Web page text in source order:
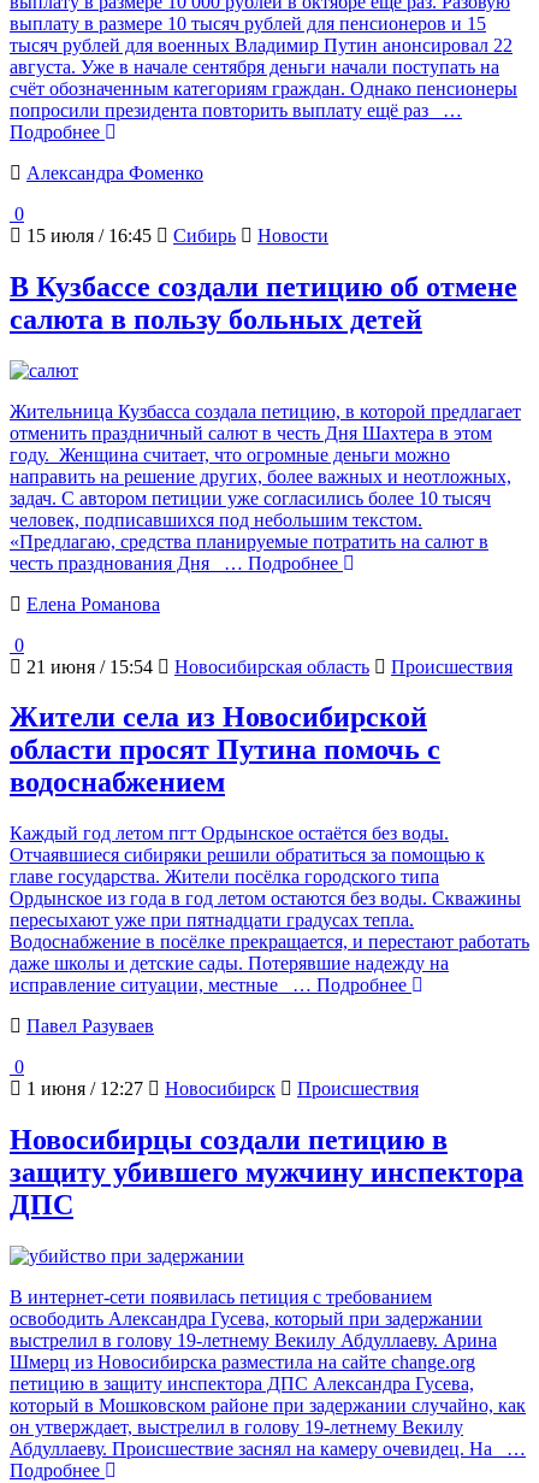
выплату в размере 10 тысяч рублей для пенсионеров и 15
тысяч рублей для военных Владимир Путин анонсировал 22
августа. Уже в начале сентября деньги начали поступать на
счёт обозначенным категориям граждан. Однако пенсионеры
попросили президента повторить выплату ещё раз
…
Подробнее
Александра Фоменко
0
15 июля / 16:45
Сибирь Новости
В Кузбассе создали петицию об отмене
салюта в пользу больных детей
Жительница Кузбасса создала петицию, в которой предлагает
отменить праздничный салют в честь Дня Шахтера в этом
году. Женщина считает, что огромные деньги можно
направить на решение других, более важных и неотложных,
задач. С автором петиции уже согласились более 10 тысяч
человек, подписавшихся под небольшим текстом.
«Предлагаю, средства планируемые потратить на салют в
честь празднования Дня
… Подробнее
Елена Романова
0
21 июня / 15:54
Новосибирская область Происшествия
Жители села из Новосибирской
области просят Путина помочь с
водоснабжением
Каждый год летом пгт Ордынское остаётся без воды.
Отчаявшиеся сибиряки решили обратиться за помощью к
главе государства. Жители посёлка городского типа
Ордынское из года в год летом остаются без воды. Скважины
пересыхают уже при пятнадцати градусах тепла.
Водоснабжение в посёлке прекращается, и перестают работать
даже школы и детские сады. Потерявшие надежду на
исправление ситуации, местные
… Подробнее
Павел Разуваев
0
1 июня / 12:27
Новосибирск Происшествия
Новосибирцы создали петицию в
защиту убившего мужчину инспектора
ДПС
В интернет-сети появилась петиция с требованием
освободить Александра Гусева, который при задержании
выстрелил в голову 19-летнему Векилу Абдуллаеву. Арина
Шмерц из Новосибирска разместила на сайте change.org
петицию в защиту инспектора ДПС Александра Гусева,
который в Мошковском районе при задержании случайно, как
он утверждает, выстрелил в голову 19-летнему Векилу
Абдуллаеву. Происшествие заснял на камеру очевидец. На
…
Подробнее